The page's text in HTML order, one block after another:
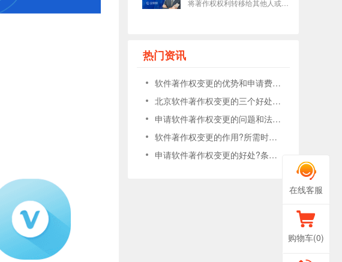
在线客服
购物车(0)
热门资讯
软件著作权变更的优势和申请费用的说明?
北京软件著作权变更的三个好处?申请条件是什么?
申请软件著作权变更的问题和法律知识有哪些?
软件著作权变更的作用?所需时间是多久?
申请软件著作权变更的好处?条件是什么?